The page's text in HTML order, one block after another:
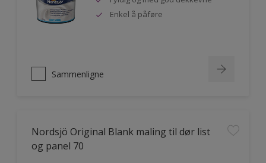
Enkel å påføre
Sammenligne
Nordsjö Original Blank maling til dør list
og panel 70